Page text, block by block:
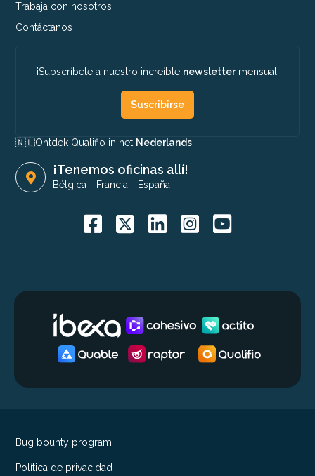
Trabaja con nosotros
Contáctanos
¡Subscríbete a nuestro increíble newslettermensual!
Suscribirse
🇳🇱​Ontdek Qualifio in het Nederlands
¡Tenemos oficinas allí!
Bélgica - Francia - España
Bug bounty program
Política de privacidad